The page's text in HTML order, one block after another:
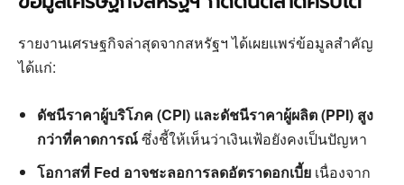
รายงานเศรษฐกิจล่าสุดจากสหรัฐฯ ได้เผยแพร่ข้อมูลสำคัญ
ได้แก่:
ดัชนีราคาผู้บริโภค (CPI) และดัชนีราคาผู้ผลิต (PPI) สูง
กว่าที่คาดการณ์ซึ่งชี้ให้เห็นว่าเงินเฟ้อยังคงเป็นปัญหา
โอกาสที่ Fed อาจชะลอการลดอัตราดอกเบี้ย เนื่องจาก